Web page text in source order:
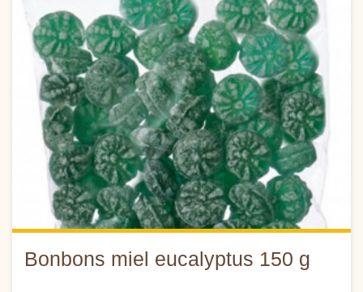
Bonbons miel eucalyptus 150 g